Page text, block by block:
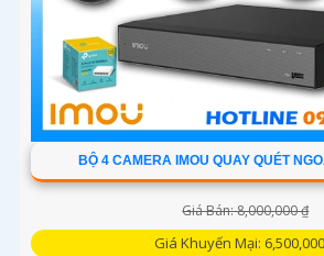
BỘ 4 CAMERA IMOU QUAY QUÉT
Giá Bán: 8,000,000 ₫
Giá Khuyến Mại: